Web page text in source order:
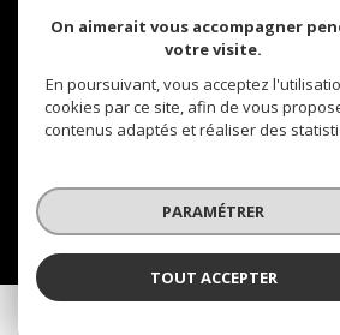
NOUS
adhérons
© 2026 | Tous droits réservés |
Nos honoraires
Politique RGPD
On aimerait vous accompagner
votre visite.
En poursuivant, vous acceptez
cookies par ce site, afin de vous
contenus adaptés et réaliser des
PARAMÉTRER
TOUT ACCEPTER